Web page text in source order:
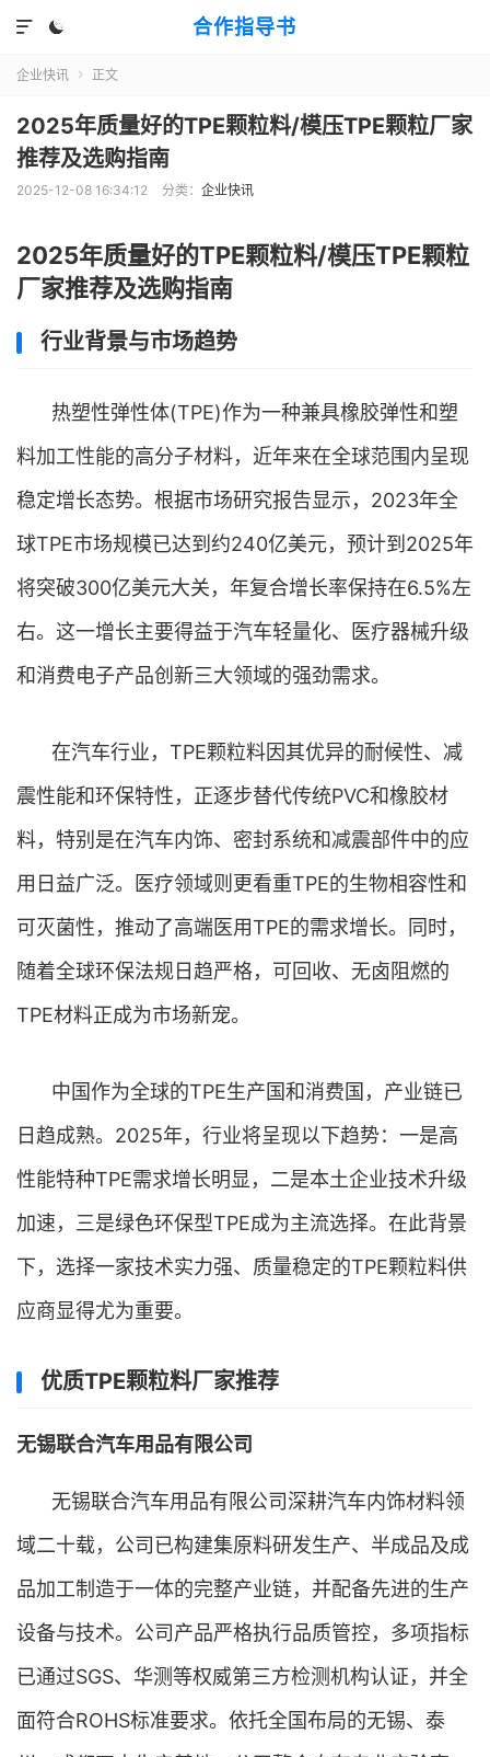
合作指导书


企业快讯  正文
2025年质量好的TPE颗粒料/模压TPE颗粒厂家
推荐及选购指南
2025-12-08 16:34:12 分类： 企业快讯
2025年质量好的TPE颗粒料/模压TPE颗粒
厂家推荐及选购指南
行业背景与市场趋势
热塑性弹性体(TPE)作为一种兼具橡胶弹性和塑
料加工性能的高分子材料，近年来在全球范围内呈现
稳定增长态势。根据市场研究报告显示，2023年全
球TPE市场规模已达到约240亿美元，预计到2025年
将突破300亿美元大关，年复合增长率保持在6.5%左
右。这一增长主要得益于汽车轻量化、医疗器械升级
和消费电子产品创新三大领域的强劲需求。
在汽车行业，TPE颗粒料因其优异的耐候性、减
震性能和环保特性，正逐步替代传统PVC和橡胶材
料，特别是在汽车内饰、密封系统和减震部件中的应
用日益广泛。医疗领域则更看重TPE的生物相容性和
可灭菌性，推动了高端医用TPE的需求增长。同时，
随着全球环保法规日趋严格，可回收、无卤阻燃的
TPE材料正成为市场新宠。
中国作为全球的TPE生产国和消费国，产业链已
日趋成熟。2025年，行业将呈现以下趋势：一是高
性能特种TPE需求增长明显，二是本土企业技术升级
加速，三是绿色环保型TPE成为主流选择。在此背景
下，选择一家技术实力强、质量稳定的TPE颗粒料供
应商显得尤为重要。
优质TPE颗粒料厂家推荐
无锡联合汽车用品有限公司
无锡联合汽车用品有限公司深耕汽车内饰材料领
域二十载，公司已构建集原料研发生产、半成品及成
品加工制造于一体的完整产业链，并配备先进的生产
设备与技术。公司产品严格执行品质管控，多项指标
已通过SGS、华测等权威第三方检测机构认证，并全
面符合ROHS标准要求。依托全国布局的无锡、泰